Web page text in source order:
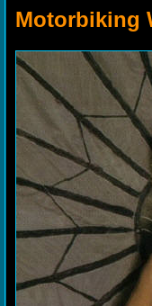
Motorbiking